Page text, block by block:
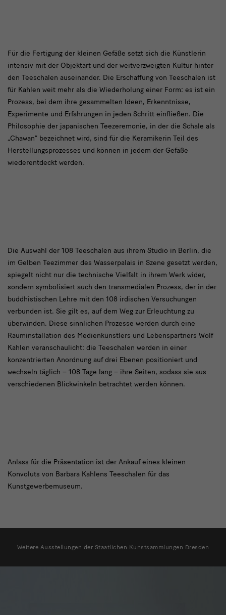
Das
bedeutet
nicht
nur
eine
Für die Fertigung der kleinen Gefäße setzt sich die Künstlerin
intensiv mit der Objektart und der weitverzweigten Kultur hinter
den Teeschalen auseinander. Die Erschaffung von Teeschalen ist
für Kahlen weit mehr als die Wiederholung einer Form: es ist ein
Prozess, bei dem ihre gesammelten Ideen, Erkenntnisse,
Experimente und Erfahrungen in jeden Schritt einfließen. Die
Philosophie der japanischen Teezeremonie, in der die Schale als
„Chawan“ bezeichnet wird, sind für die Keramikerin Teil des
Herstellungsprozesses und können in jedem der Gefäße
wiederentdeckt werden.
Die
Auswahl
Die Auswahl der 108 Teeschalen aus ihrem Studio in Berlin, die
im Gelben Teezimmer des Wasserpalais in Szene gesetzt werden,
spiegelt nicht nur die technische Vielfalt in ihrem Werk wider,
sondern symbolisiert auch den transmedialen Prozess, der in der
buddhistischen Lehre mit den 108 irdischen Versuchungen
verbunden ist. Sie gilt es, auf dem Weg zur Erleuchtung zu
überwinden. Diese sinnlichen Prozesse werden durch eine
Rauminstallation des Medienkünstlers und Lebenspartners Wolf
Kahlen veranschaulicht: die Teeschalen werden in einer
konzentrierten Anordnung auf drei Ebenen positioniert und
wechseln täglich – 108 Tage lang – ihre Seiten, sodass sie aus
verschiedenen Blickwinkeln betrachtet werden können.
Anlass
für
Anlass für die Präsentation ist der Ankauf eines kleinen
Konvoluts von Barbara Kahlens Teeschalen für das
Kunstgewerbemuseum.
Ausstellungen
Weitere Ausstellungen der Staatlichen Kunstsammlungen Dresden